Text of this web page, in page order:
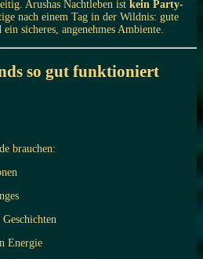
Arushas Nachtleben ist kein Party-
nach einem Tag in der Wildnis: gute
sicheres, angenehmes Ambiente.
so gut funktioniert
brauchen:
Energie